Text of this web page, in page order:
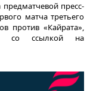
пресс-
матча третьего
против «Кайрата»,
со ссылкой на